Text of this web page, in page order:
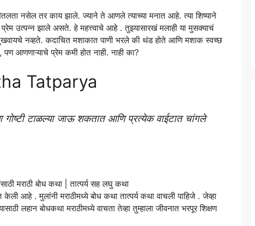
नसेल तर काय झाले. ज्याने ते आणले त्याच्या मनात आहे. त्या शिष्याने
प्रेम उत्पन्न झाले असते. हे महत्त्वाचे आहे . तुझ्यासारखं मलाही या मुसक्याचं
नव्हते. कदाचित मशाकात पाणी भरले की थंड होते आणि मशाक स्वच्छ
आणणाऱ्याचे प्रेम कमी होत नाही. नाही का?
Tatparya
गोष्टी टाळल्या जाऊ शकतात आणि प्रत्येक वाईटात चांगले
मराठी बोध कथा | तात्पर्य सह लघु कथा
आहे . मुलांनी मराठीमध्ये बोध कथा तात्पर्य कथा वाचली पाहिजे . जेव्हा
लहान बोधकथा मराठीमध्ये वाचता तेव्हा तुम्हाला जीवनात भरपूर शिक्षण